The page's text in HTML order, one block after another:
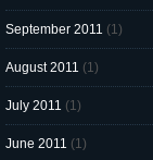
September 2011 (1)
August 2011 (1)
July 2011 (1)
June 2011 (1)